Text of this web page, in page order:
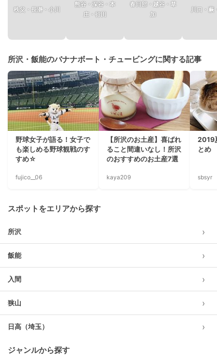
秩父・長瀞・小川
熊谷・深谷・本
庄・行田
春日部・越谷・草
加
川口・蕨
所沢・飯能のバナナボート・チュービングに関する記事
野球女子が語る！女子で
も楽しめる野球観戦のす
すめ☆
fujico__06
【所沢のお土産】喜ばれ
ること間違いなし！所沢
のおすすめのお土産7選
kaya209
2019
とめ
sbsyr
スポットをエリアから探す
所沢 ›
飯能 ›
入間 ›
狭山 ›
日高（埼玉） ›
ジャンルから探す